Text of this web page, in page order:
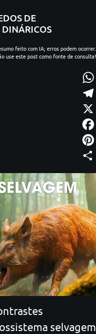
DE
DINÁRICOS
feito com IA; erros podem ocorrer.
use este post como fonte de consulta!
selvagem